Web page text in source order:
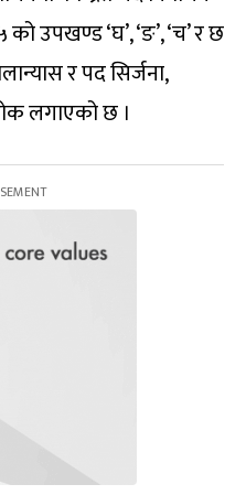
उपखण्ड ‘घ’, ‘ङ’, ‘च’ र छ
र पद सिर्जना,
लगाएको छ ।